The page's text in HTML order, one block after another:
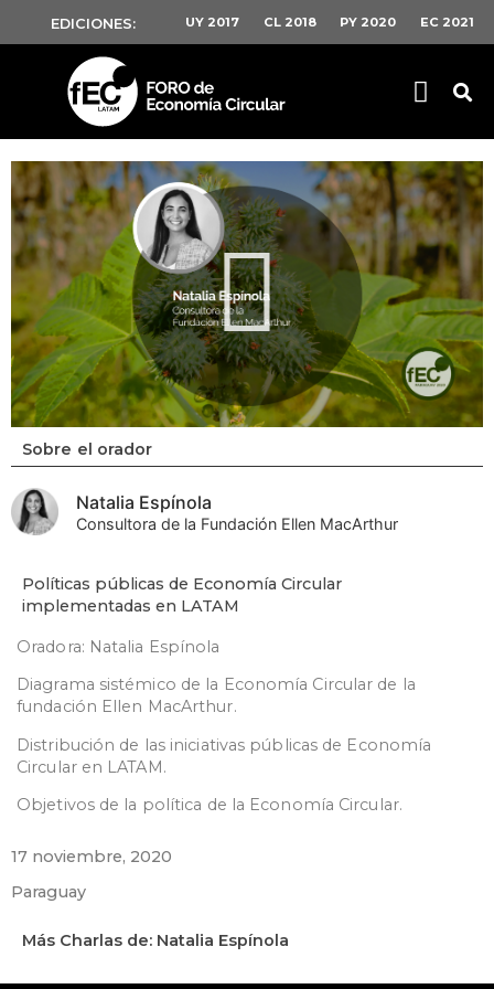
EDICIONES: UY 2017 CL 2018 PY 2020 EC 2021
Sobre el orador
Natalia Espínola
Consultora de la Fundación Ellen MacArthur
Políticas públicas de Economía Circular
implementadas en LATAM
Oradora: Natalia Espínola
Diagrama sistémico de la Economía Circular de la
fundación Ellen MacArthur.
Distribución de las iniciativas públicas de Economía
Circular en LATAM.
Objetivos de la política de la Economía Circular.
17 noviembre, 2020
Paraguay
Más Charlas de: Natalia Espínola